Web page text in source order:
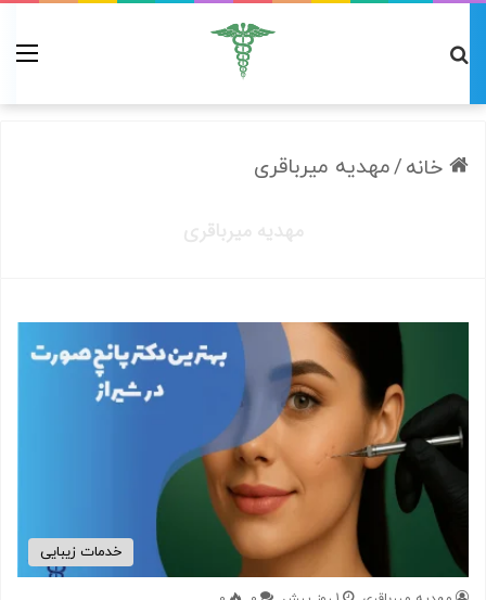
خانه/مهدیه میرباقری
خدمات زیبایی